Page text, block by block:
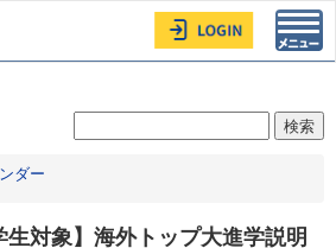
ダー
対象】海外トップ大進学説明